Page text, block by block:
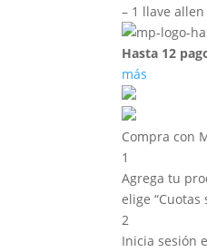
– 1 llave allen
Hasta 12
más
Compra con
1
Agrega tu
elige “Cuotas
2
Inicia sesión